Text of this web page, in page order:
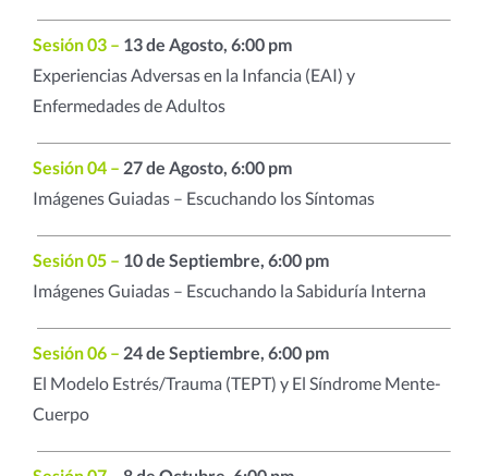
Sesión 03 – 13 de Agosto, 6:00 pm
Experiencias Adversas en la Infancia (EAI) y
Enfermedades de Adultos
Sesión 04 – 27 de Agosto, 6:00 pm
Imágenes Guiadas – Escuchando los Síntomas
Sesión 05 – 10 de Septiembre, 6:00 pm
Imágenes Guiadas – Escuchando la Sabiduría Interna
Sesión 06 – 24 de Septiembre, 6:00 pm
El Modelo Estrés/Trauma (TEPT) y El Síndrome Mente-
Cuerpo